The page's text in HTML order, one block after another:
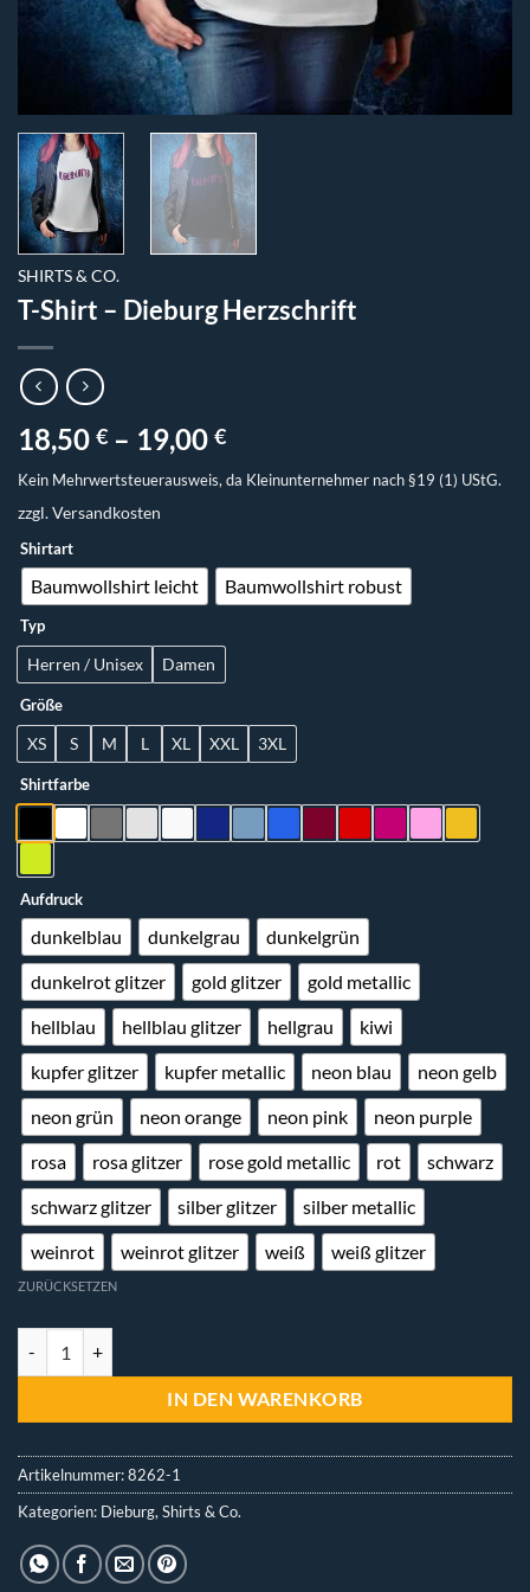
SHIRTS & CO.
T-Shirt – Dieburg Herzschrift
18,50 € – 19,00 €
Kein Mehrwertsteuerausweis, da Kleinunternehmer nach §19 (1) UStG.
zzgl.Versandkosten
Shirtart
Baumwollshirt leicht Baumwollshirt robust
Typ
Herren / Unisex Damen
Größe
XS S M L XL XXL 3XL
Shirtfarbe
Aufdruck
dunkelblau dunkelgrau
dunkelgrün
dunkelrot glitzer
gold glitzer
gold metallic
hellblau
hellblau glitzer hellgrau
kiwi
kupfer glitzer
kupfer metallic neon blau
neon gelb
neon grün
neon orange neon pink
neon purple
rosa
rosa glitzer rose gold metallic rot
schwarz
schwarz glitzer
silber glitzer
silber metallic
weinrot
weinrot glitzer weiß weiß glitzer
ZURÜCKSETZEN
IN DEN WARENKORB
Artikelnummer:8262-1
Kategorien: Dieburg,Shirts & Co.